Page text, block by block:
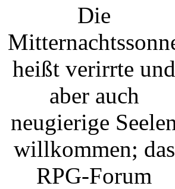
heißt verirrte und
aber auch
neugierige Seelen
willkommen; das
RPG-Forum
richtete sich
hauptsächlich an